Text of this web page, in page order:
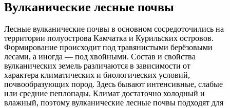
Вулканические лесные почвы
Лесные вулканические почвы в основном сосредоточились на
территории полуострова Камчатка и Курильских островов.
Формирование происходит под травянистыми берёзовыми
лесами, а иногда — под хвойными. Состав и свойства
вулканических земель различаются в зависимости от
характера климатических и биологических условий,
почвообразующих пород. Здесь бывают интенсивные, слабые
или средние пеплопады. Климат достаточно холодный и
влажный, поэтому вулканические лесные почвы подходят для